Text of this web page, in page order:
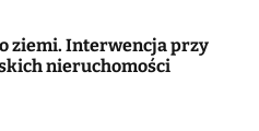
ziemi. Interwencja przy
nieruchomości